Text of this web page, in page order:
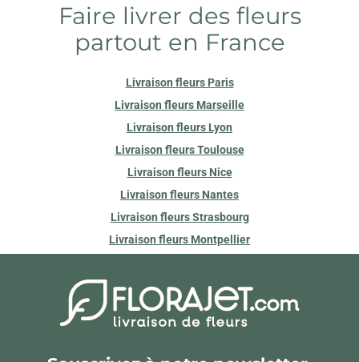
Faire livrer des fleurs
partout en France
Livraison fleurs Paris
Livraison fleurs Marseille
Livraison fleurs Lyon
Livraison fleurs Toulouse
Livraison fleurs Nice
Livraison fleurs Nantes
Livraison fleurs Strasbourg
Livraison fleurs Montpellier